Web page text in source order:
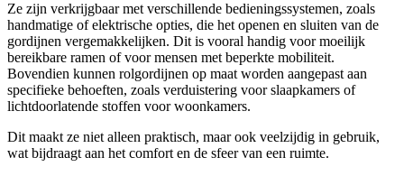
Ze zijn verkrijgbaar met verschillende bedieningssystemen, zoals
handmatige of elektrische opties, die het openen en sluiten van de
gordijnen vergemakkelijken. Dit is vooral handig voor moeilijk
bereikbare ramen of voor mensen met beperkte mobiliteit.
Bovendien kunnen rolgordijnen op maat worden aangepast aan
specifieke behoeften, zoals verduistering voor slaapkamers of
lichtdoorlatende stoffen voor woonkamers.
Dit maakt ze niet alleen praktisch, maar ook veelzijdig in gebruik,
wat bijdraagt aan het comfort en de sfeer van een ruimte.